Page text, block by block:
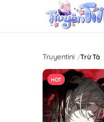
Truyentini Trừ Tà
HOT